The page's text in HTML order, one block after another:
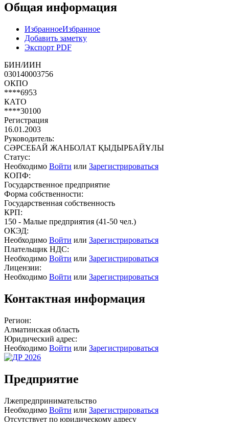
Общая информация
ИзбранноеИзбранное
Добавить заметку
Экспорт PDF
БИН/ИИН
030140003756
ОКПО
****6953
КАТО
****30100
Регистрация
16.01.2003
Руководитель:
СӘРСЕБАЙ ЖАНБОЛАТ ҚЫДЫРБАЙҰЛЫ
Статус:
Необходимо Войти или Зарегистрироваться
КОПФ:
Государственное предприятие
Форма собственности:
Государственная собственность
КРП:
150 - Малые предприятия (41-50 чел.)
ОКЭД:
Необходимо Войти или Зарегистрироваться
Плательщик НДС:
Необходимо Войти или Зарегистрироваться
Лицензии:
Необходимо Войти или Зарегистрироваться
Контактная информация
Регион:
Алматинская область
Юридический адрес:
Необходимо Войти или Зарегистрироваться
Предприятие
Лжепредпринимательство
Необходимо Войти или Зарегистрироваться
Отсутствует по юридическому адресу